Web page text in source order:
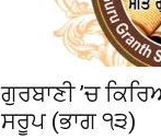
ਗੁਰਬਾਣੀ ’ਚ
ਸਰੂਪ (ਭਾਗ ੧੩)